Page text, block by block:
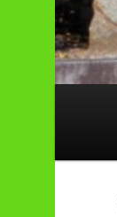
メ